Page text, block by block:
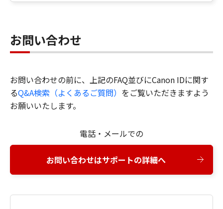
お問い合わせ
お問い合わせの前に、上記のFAQ並びにCanon IDに関す
るQ&A検索（よくあるご質問） をご覧いただきますよう
お願いいたします。
電話・メールでの
お問い合わせはサポートの詳細へ